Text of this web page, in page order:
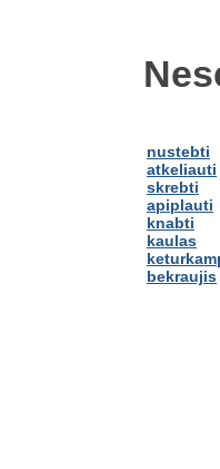
nustebti
atkeliauti
skrebti
apiplauti
knabti
kaulas
bekraujis